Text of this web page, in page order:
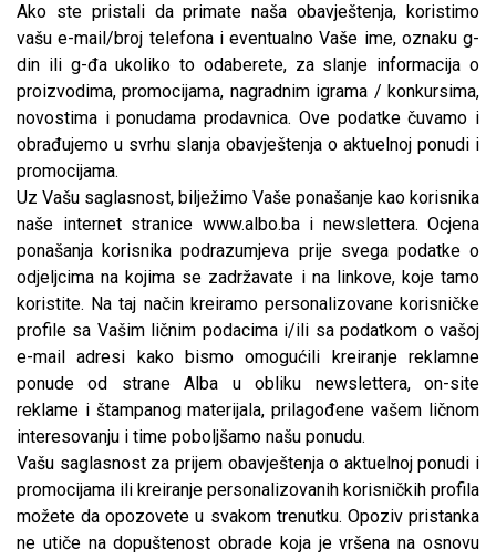
Ako ste pristali da primate naša obavještenja, koristimo
vašu e-mail/broj telefona i eventualno Vaše ime, oznaku g-
din ili g-đa ukoliko to odaberete, za slanje informacija o
proizvodima, promocijama, nagradnim igrama / konkursima,
novostima i ponudama prodavnica. Ove podatke čuvamo i
obrađujemo u svrhu slanja obavještenja o aktuelnoj ponudi i
promocijama.
Uz Vašu saglasnost, bilježimo Vaše ponašanje kao korisnika
naše internet stranice www.albo.bai newslettera. Ocjena
ponašanja korisnika podrazumjeva prije svega podatke o
odjeljcima na kojima se zadržavate i na linkove, koje tamo
koristite. Na taj način kreiramo personalizovane korisničke
profile sa Vašim ličnim podacima i/ili sa podatkom o vašoj
e-mail adresi kako bismo omogućili kreiranje reklamne
ponude od strane Alba u obliku newslettera, on-site
reklame i štampanog materijala, prilagođene vašem ličnom
interesovanju i time poboljšamo našu ponudu.
Vašu saglasnost za prijem obavještenja o aktuelnoj ponudi i
promocijama ili kreiranje personalizovanih korisničkih profila
možete da opozovete u svakom trenutku. Opoziv pristanka
ne utiče na dopuštenost obrade koja je vršena na osnovu